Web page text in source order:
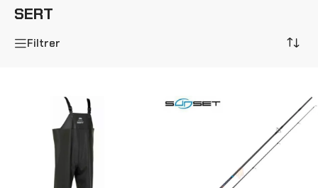
SERT
Filtrer